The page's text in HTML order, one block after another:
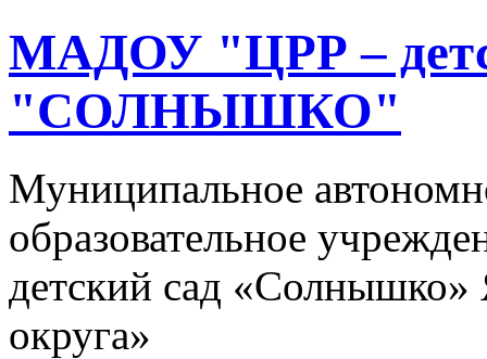
МАДОУ "ЦРР –
"СОЛНЫШКО"
Муниципальное
образовательное
детский сад «Солнышко»
округа»